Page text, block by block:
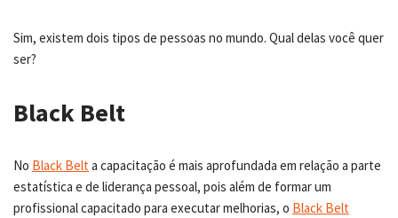
Sim, existem dois tipos de pessoas no mundo. Qual delas você quer
ser?
Black Belt
No Black Belta capacitação é mais aprofundada em relação a parte
estatística e de liderança pessoal, pois além de formar um
profissional capacitado para executar melhorias, o Black Belt